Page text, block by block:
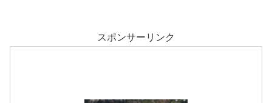
スポンサーリンク